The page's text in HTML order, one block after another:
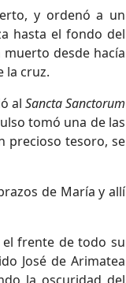
y ordenó a un
hasta el fondo del
desde hacía
la cruz.
al Sancta Sanctorum
tomó una de las
precioso tesoro, se
de María y allí
frente de todo su
José de Arimatea